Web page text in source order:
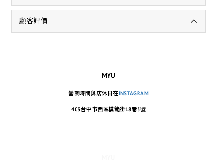
顧客評價
MYU
營業時間與店休日在INSTAGRAM
403台中市西區模範街18巷5號